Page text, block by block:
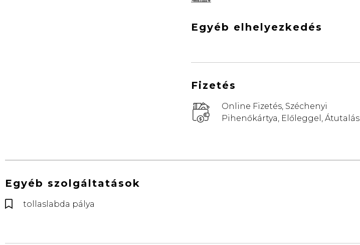
Egyéb elhelyezkedés
Fizetés
Online Fizetés, Széchenyi
Pihenőkártya, Előleggel, Átutalás
Egyéb szolgáltatások
tollaslabda pálya